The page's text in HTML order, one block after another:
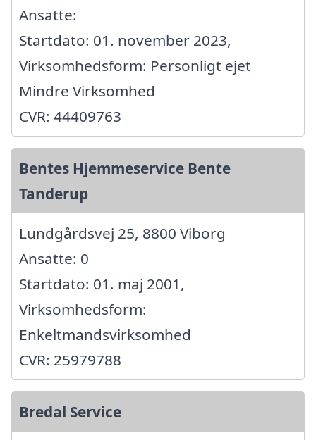
Ansatte:
Startdato: 01. november 2023,
Virksomhedsform: Personligt ejet
Mindre Virksomhed
CVR: 44409763
Bentes Hjemmeservice Bente
Tanderup
Lundgårdsvej 25, 8800 Viborg
Ansatte: 0
Startdato: 01. maj 2001,
Virksomhedsform:
Enkeltmandsvirksomhed
CVR: 25979788
Bredal Service